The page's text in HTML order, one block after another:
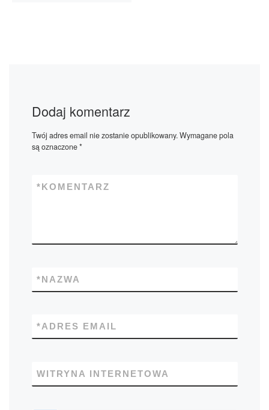
Dodaj komentarz
Twój adres email nie zostanie opublikowany.Wymagane pola
są oznaczone*
KOMENTARZ
*
NAZWA
*
ADRES EMAIL
*
WITRYNA INTERNETOWA